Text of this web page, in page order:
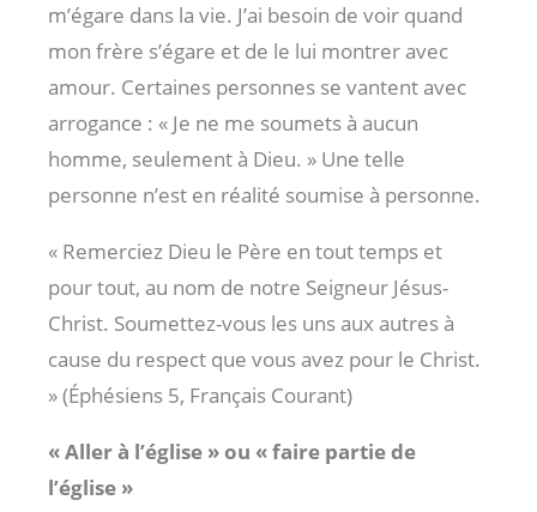
m’égare dans la vie. J’ai besoin de voir quand
mon frère s’égare et de le lui montrer avec
amour. Certaines personnes se vantent avec
arrogance : « Je ne me soumets à aucun
homme, seulement à Dieu. » Une telle
personne n’est en réalité soumise à personne.
« Remerciez Dieu le Père en tout temps et
pour tout, au nom de notre Seigneur Jésus-
Christ. Soumettez-vous les uns aux autres à
cause du respect que vous avez pour le Christ.
» (Éphésiens 5, Français Courant)
« Aller à l’église » ou « faire partie de
l’église »